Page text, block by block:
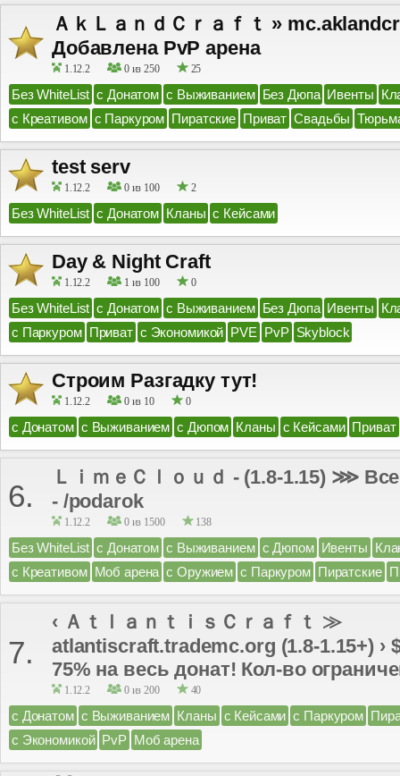
ＡｋＬａｎｄＣｒａｆｔ »
Добавлена PvP арена
1.12.2 0 из 250 25
Без WhiteList с Донатом с Выживанием Без Дюпа Ивенты
с Креативом с Паркуром Пиратские Приват Свадьбы
test serv
1.12.2 0 из 100 2
Без WhiteList с Донатом Кланы с Кейсами
Day & Night Craft
1.12.2 1 из 100 0
Без WhiteList с Донатом с Выживанием Без Дюпа Ивенты
с Паркуром Приват с Экономикой PVE PvP Skyblock
Строим Разгадку тут!
1.12.2 0 из 10 0
с Донатом с Выживанием с Дюпом Кланы с Кейсами Приват
6.
ＬｉｍｅＣｌｏｕｄ - (1.8-1.15) ⋙
- /podarok
1.12.2 0 из 1500 138
Без WhiteList с Донатом с Выживанием с Дюпом Ивенты
с Креативом Моб арена с Оружием с Паркуром Пиратские
7.
‹ ＡｔｌａｎｔｉｓＣｒａｆｔ ≫
atlantiscraft.trademc.org (1.8-1.15+) ›
75% на весь донат! Кол-во
1.12.2 0 из 200 40
с Донатом с Выживанием Кланы с Кейсами с Паркуром
с Экономикой PvP Моб арена